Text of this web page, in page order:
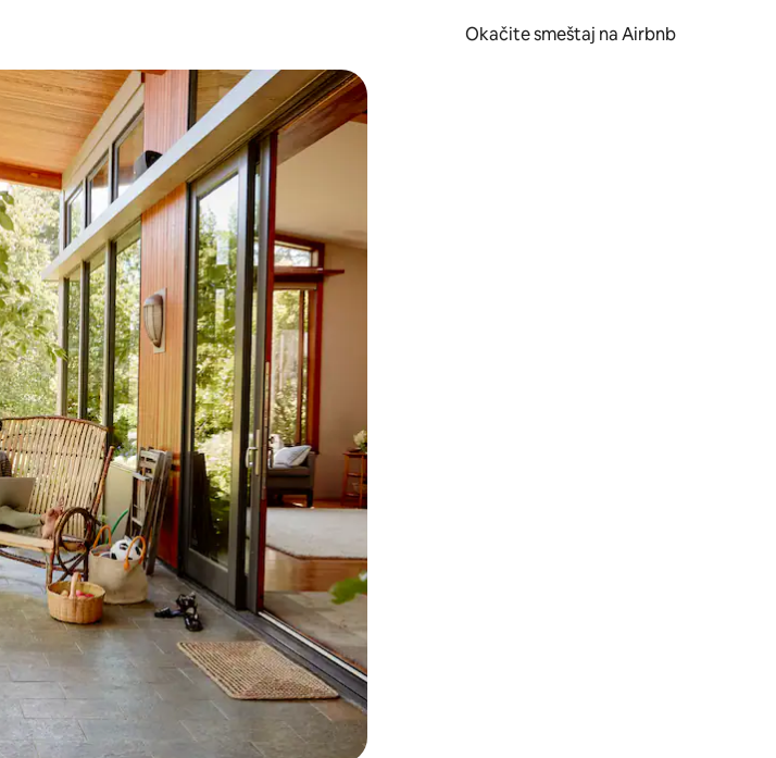
Okačite smeštaj na Airbnb
i nadole, kao i da ih istražujte dodirom ili prevlačenjem.